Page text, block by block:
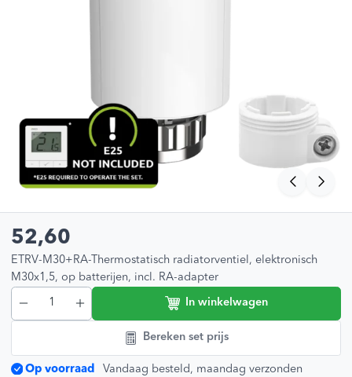
52,60
ETRV-M30+RA-Thermostatisch radiatorventiel, elektronisch
M30x1,5, op batterijen, incl. RA-adapter
In winkelwagen
Bereken set prijs
Op voorraad
Vandaag besteld, maandag verzonden